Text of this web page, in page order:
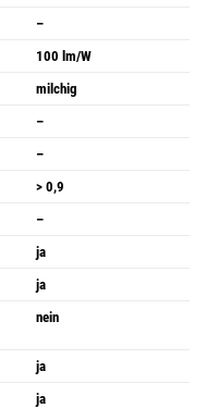
–
100 lm/W
milchig
–
–
> 0,9
–
ja
ja
nein
ja
ja